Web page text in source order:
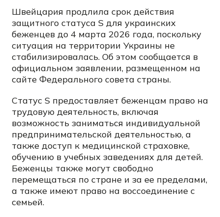
Швейцария продлила срок действия
защитного статуса S для украинских
беженцев до 4 марта 2026 года, поскольку
ситуация на территории Украины не
стабилизировалась. Об этом сообщается в
официальном заявлении, размещенном на
сайте Федерального совета страны.
Статус S предоставляет беженцам право на
трудовую деятельность, включая
возможность заниматься индивидуальной
предпринимательской деятельностью, а
также доступ к медицинской страховке,
обучению в учебных заведениях для детей.
Беженцы также могут свободно
перемещаться по стране и за ее пределами,
а также имеют право на воссоединение с
семьей.